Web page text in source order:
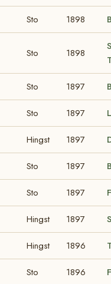
Sto 1898
Sto 1898
Sto 1897
Sto 1897
Hingst 1897
Sto 1897
Sto 1897
Hingst 1897
Hingst 1896
Sto 1896